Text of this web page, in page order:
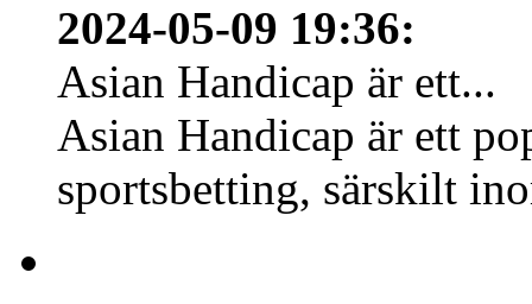
2024-05-09 19:36:
Asian Handicap är ett...
Asian Handicap är ett
sportsbetting, särskilt